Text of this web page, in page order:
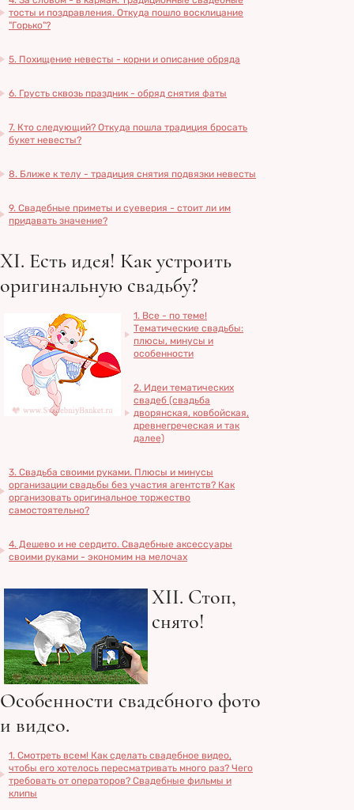
тосты и поздравления. Откуда пошло восклицание
"Горько"?
5. Похищение невесты - корни и описание обряда
6. Грусть сквозь праздник - обряд снятия фаты
7. Кто следующий? Откуда пошла традиция бросать
букет невесты?
8. Ближе к телу - традиция снятия подвязки невесты
9. Свадебные приметы и суеверия - стоит ли им
придавать значение?
XI. Есть идея! Как устроить
оригинальную свадьбу?
1. Все - по теме!
Тематические свадьбы:
плюсы, минусы и
особенности
2. Идеи тематических
свадеб (свадьба
дворянская, ковбойская,
древнегреческая и так
далее)
3. Свадьба своими руками. Плюсы и минусы
организации свадьбы без участия агентств? Как
организовать оригинальное торжество
самостоятельно?
4. Дешево и не сердито. Свадебные аксессуары
своими руками - экономим на мелочах
XII. Стоп,
снято!
Особенности свадебного фото
и видео.
1. Смотреть всем! Как сделать свадебное видео,
чтобы его хотелось пересматривать много раз? Чего
требовать от операторов? Свадебные фильмы и
клипы